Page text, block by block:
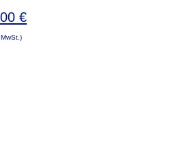
€Aktueller